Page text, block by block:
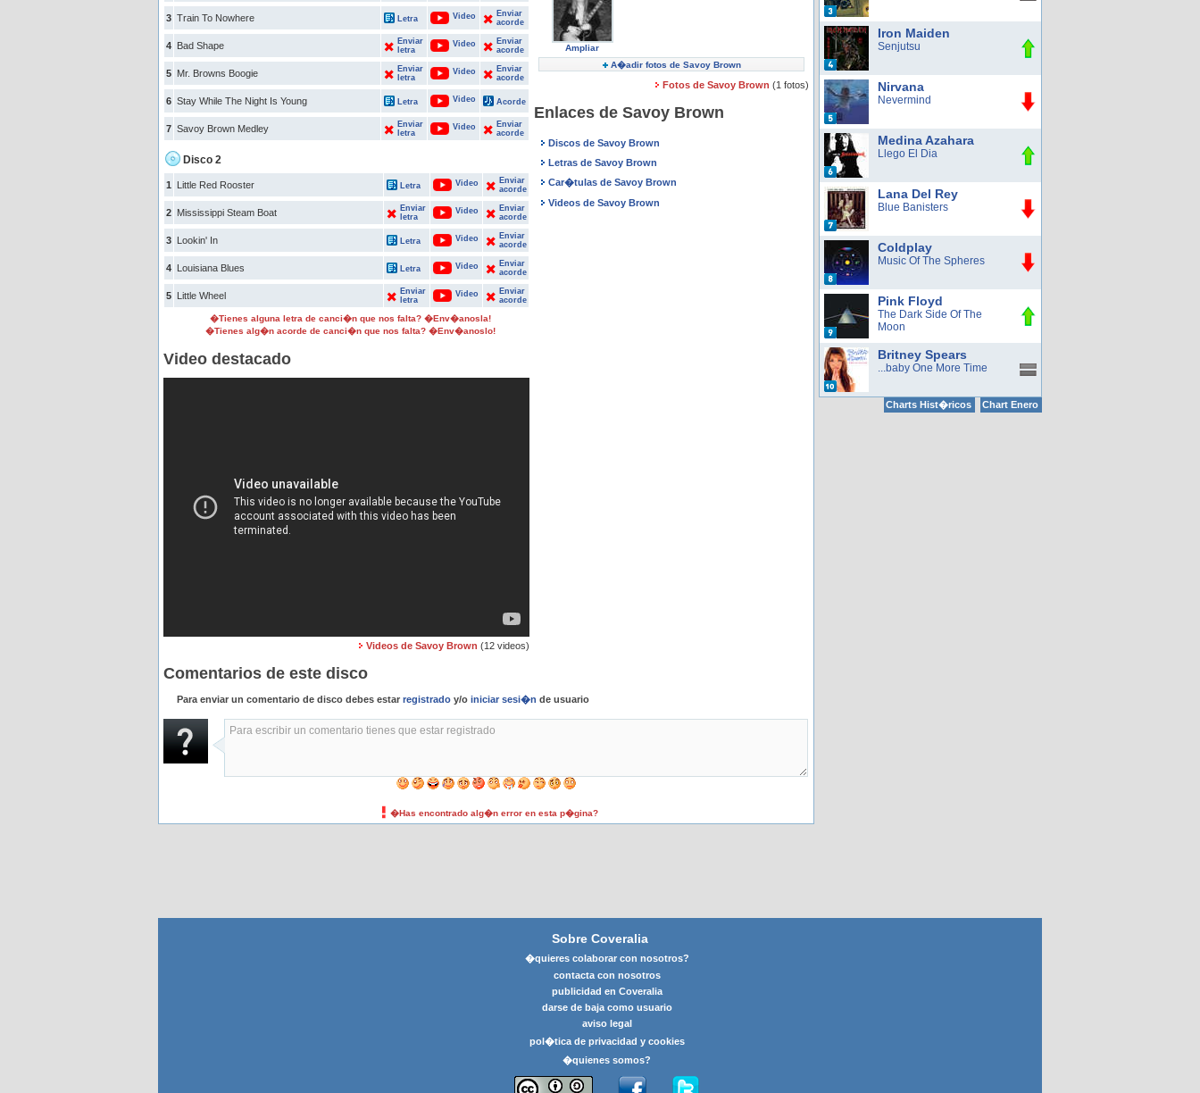
3 Train To Nowhere Letra Video
Enviar
acorde
4 Bad Shape
Enviar
letra
Video
Enviar
acorde
5 Mr. Browns Boogie
Enviar
letra
Video
Enviar
acorde
6 Stay While The Night Is Young Letra Video Acorde
7 Savoy Brown Medley
Enviar
letra
Video
Enviar
acorde
Disco 2
1 Little Red Rooster Letra Video
Enviar
acorde
2 Mississippi Steam Boat
Enviar
letra
Video
Enviar
acorde
3 Lookin' In Letra Video
Enviar
acorde
4 Louisiana Blues Letra Video
Enviar
acorde
5 Little Wheel
Enviar
letra
Video
Enviar
acorde
�Tienes alguna letra de canci�n que nos falta? �Env�anosla!
�Tienes alg�n acorde de canci�n que nos falta? �Env�anoslo!
Video destacado
Videos de Savoy Brown (12 videos)
Ampliar
A�adir fotos de Savoy Brown
Fotos de Savoy Brown (1 fotos)
Enlaces de Savoy Brown
Discos de Savoy Brown
Letras de Savoy Brown
Car�tulas de Savoy Brown
Videos de Savoy Brown
Comentarios de este disco
Para enviar un comentario de disco debes estar registrado y/o iniciar sesi�n de usuario
�Has encontrado alg�n error en esta p�gina?
Iron Maiden
Senjutsu
Nirvana
Nevermind
Medina Azahara
Llego El Dia
Lana Del Rey
Blue Banisters
Coldplay
Music Of The Spheres
Pink Floyd
The Dark Side Of The
Moon
Britney Spears
...baby One More Time
Charts Hist�ricos Chart Enero
Sobre Coveralia
�quieres colaborar con nosotros?
contacta con nosotros
publicidad en Coveralia
darse de baja como usuario
aviso legal
pol�tica de privacidad y cookies
�quienes somos?